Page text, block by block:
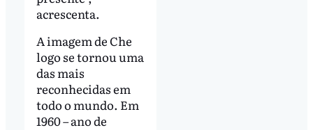
acrescenta.
A imagem de Che
logo se tornou uma
das mais
reconhecidas em
todo o mundo. Em
1960 – ano de